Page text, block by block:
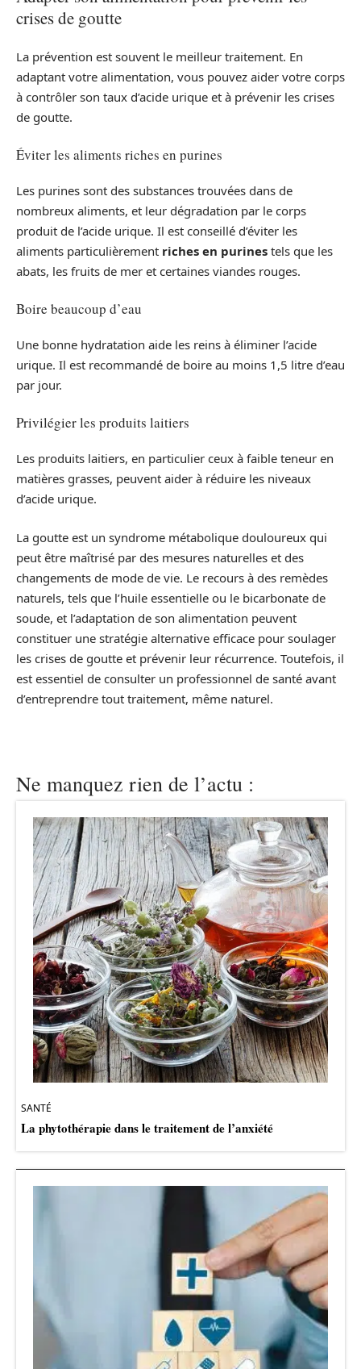
crises de goutte
La prévention est souvent le meilleur traitement. En
adaptant votre alimentation, vous pouvez aider votre corps
à contrôler son taux d’acide urique et à prévenir les crises
de goutte.
Éviter les aliments riches en purines
Les purines sont des substances trouvées dans de
nombreux aliments, et leur dégradation par le corps
produit de l’acide urique. Il est conseillé d’éviter les
aliments particulièrement riches en purines tels que les
abats, les fruits de mer et certaines viandes rouges.
Boire beaucoup d’eau
Une bonne hydratation aide les reins à éliminer l’acide
urique. Il est recommandé de boire au moins 1,5 litre d’eau
par jour.
Privilégier les produits laitiers
Les produits laitiers, en particulier ceux à faible teneur en
matières grasses, peuvent aider à réduire les niveaux
d’acide urique.
La goutte est un syndrome métabolique douloureux qui
peut être maîtrisé par des mesures naturelles et des
changements de mode de vie. Le recours à des remèdes
naturels, tels que l’huile essentielle ou le bicarbonate de
soude, et l’adaptation de son alimentation peuvent
constituer une stratégie alternative efficace pour soulager
les crises de goutte et prévenir leur récurrence. Toutefois, il
est essentiel de consulter un professionnel de santé avant
d’entreprendre tout traitement, même naturel.
Ne manquez rien de l’actu :
SANTÉ
La phytothérapie dans le traitement de l’anxiété